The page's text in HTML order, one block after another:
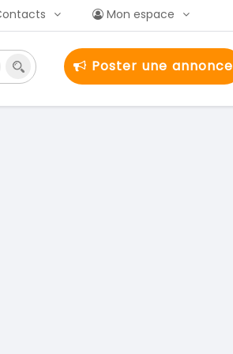
Mon espace
Poster une annonce